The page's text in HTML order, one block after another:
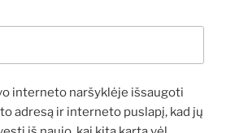
interneto naršyklėje išsaugoti
adresą ir interneto puslapį, kad jų